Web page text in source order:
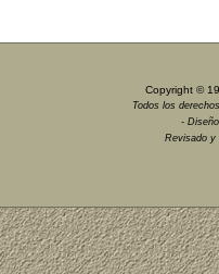
Copyright ©
Todos los
-
Revisado y